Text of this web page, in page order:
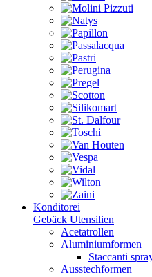
Konditorei
Gebäck Utensilien
Acetatrollen
Aluminiumformen
Staccanti
Ausstechformen